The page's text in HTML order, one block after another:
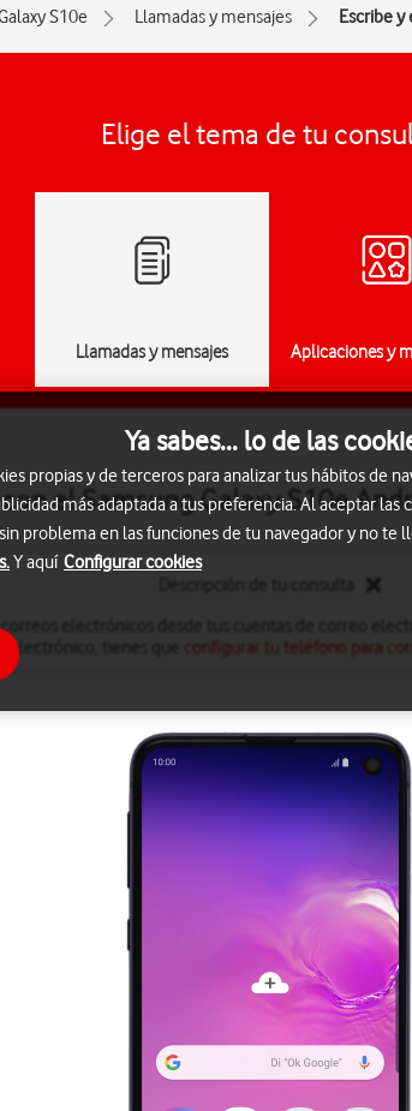
S10e Llamadas y mensajes Escribe
Elige el tema de tu
Llamadas y mensajes Aplicaciones y
el Samsung Galaxy S10e
electrónicos desde tus cuentas de correo
electrónico, tienes que
configurar tu teléfono para
Ya sabes... lo de las
propias y de terceros para analizar tus hábitos de
más adaptada a tus preferencia. Al aceptar las
problema en las funciones de tu navegador y no te
Y aquí Configurar cookies